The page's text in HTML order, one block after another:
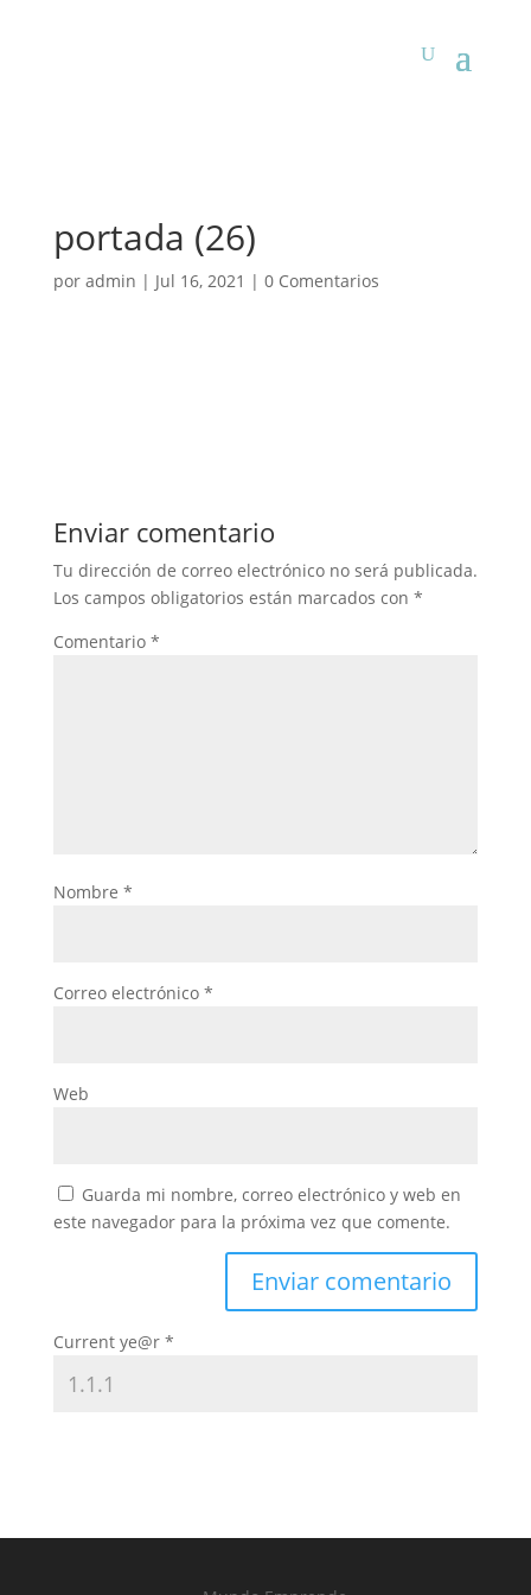
portada (26)
por admin | Jul 16, 2021 | 0 Comentarios
Enviar comentario
Tu dirección de correo electrónico no será publicada.
Los campos obligatorios están marcados con *
Comentario *
Nombre *
Correo electrónico *
Web
Guarda mi nombre, correo electrónico y web en
este navegador para la próxima vez que comente.
Current ye@r *